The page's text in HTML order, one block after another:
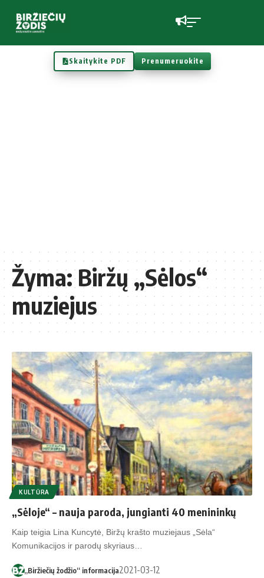
Skaitykite PDF Prenumeruokite
Žyma:Biržų „Sėlos“
muziejus
KULTŪRA
„Sėloje“ – nauja paroda, jungianti 40 menininkų
Kaip teigia Lina Kuncytė, Biržų krašto muziejaus „Sėla“
Komunikacijos ir parodų skyriaus…
„Biržiečių žodžio“ informacija2021-03-12